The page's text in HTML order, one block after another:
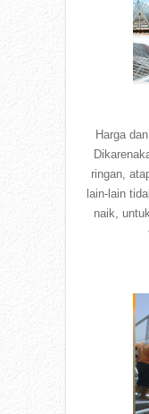
Harga
ringan,
lain-lain
naik,